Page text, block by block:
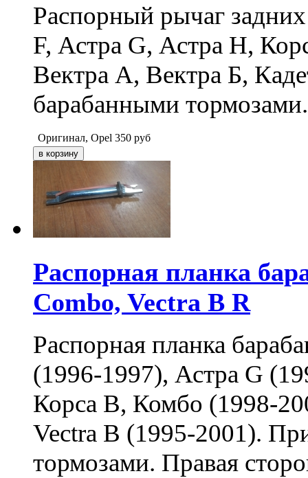
Распорный рычаг
F, Астра G, Астра H,
Вектра А, Вектра Б,
барабанными
Оригинал, Opel 350 руб
Распорная планка
Combo, Vectra B R
Распорная планка
(1996-1997), Астра G
Корса B, Комбо (1998-
Vectra B (1995-2001).
тормозами. Правая